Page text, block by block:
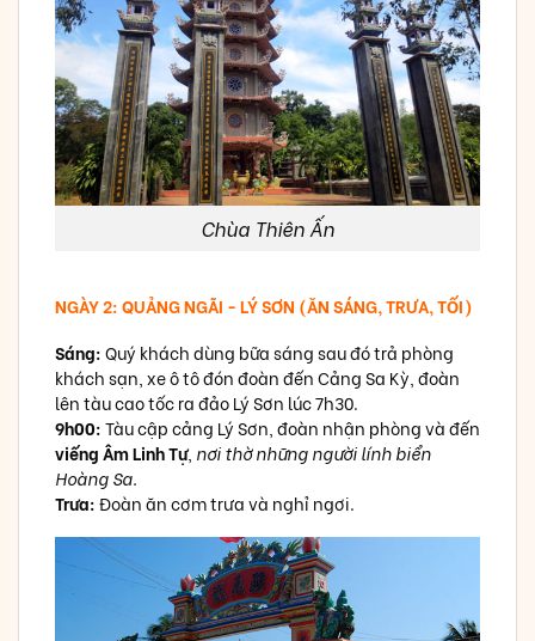
Chùa Thiên Ấn
NGÀY 2: QUẢNG NGÃI - LÝ SƠN (ĂN SÁNG, TRƯA, TỐI)
Sáng:Quý khách dùng bữa sáng sau đó trả phòng
khách sạn, xe ô tô đón đoàn đến Cảng Sa Kỳ, đoàn
lên tàu cao tốc ra đảo Lý Sơn lúc 7h30.
9h00:Tàu cập cảng Lý Sơn, đoàn nhận phòng và đến
viếng Âm Linh Tự, nơi thờ những người lính biển
Hoàng Sa.
Trưa:Đoàn ăn cơm trưa và nghỉ ngơi.